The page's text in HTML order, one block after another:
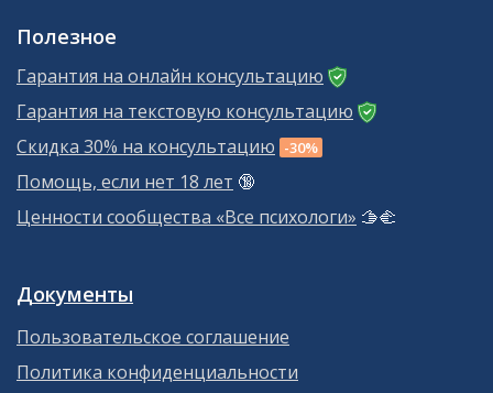
Полезное
Гарантия на онлайн консультацию
Гарантия на текстовую консультацию
Скидка 30% на консультацию -30%
Помощь, если нет 18 лет 🔞
Ценности сообщества «Все психологи» 🫱‍🫲
Документы
Пользовательское соглашение
Политика конфиденциальности